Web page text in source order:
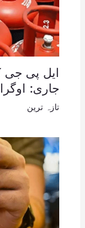
ایل پی جی
جاری:
تازہ ترین